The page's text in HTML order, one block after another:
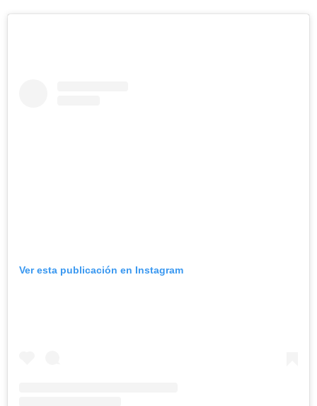
Ver esta publicación en Instagram